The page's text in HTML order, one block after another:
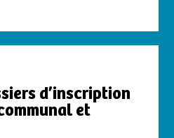
d’inscription
et